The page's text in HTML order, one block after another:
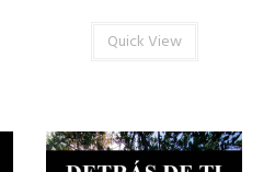
Quick View